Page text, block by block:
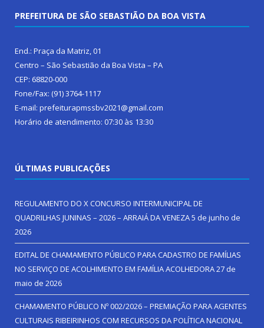
PREFEITURA DE SÃO SEBASTIÃO DA BOA VISTA
End.: Praça da Matriz, 01
Centro – São Sebastião da Boa Vista – PA
CEP: 68820-000
Fone/Fax: (91) 3764-1117
E-mail: prefeiturapmssbv2021@gmail.com
Horário de atendimento: 07:30 às 13:30
ÚLTIMAS PUBLICAÇÕES
REGULAMENTO DO X CONCURSO INTERMUNICIPAL DE
QUADRILHAS JUNINAS – 2026 – ARRAIÁ DA VENEZA5 de junho de
2026
EDITAL DE CHAMAMENTO PÚBLICO PARA CADASTRO DE FAMÍLIAS
NO SERVIÇO DE ACOLHIMENTO EM FAMÍLIA ACOLHEDORA27 de
maio de 2026
CHAMAMENTO PÚBLICO Nº 002/2026 – PREMIAÇÃO PARA AGENTES
CULTURAIS RIBEIRINHOS COM RECURSOS DA POLÍTICA NACIONAL